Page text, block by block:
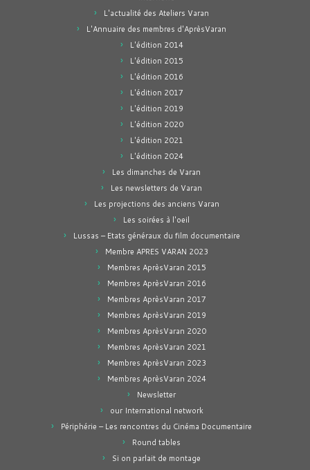
L'actualité des Ateliers Varan
L'Annuaire des membres d'AprèsVaran
L'édition 2014
L'édition 2015
L'édition 2016
L'édition 2017
L'édition 2019
L'édition 2020
L'édition 2021
L'édition 2024
Les dimanches de Varan
Les newsletters de Varan
Les projections des anciens Varan
Les soirées à l'oeil
Lussas – Etats généraux du film documentaire
Membre APRES VARAN 2023
Membres AprèsVaran 2015
Membres AprèsVaran 2016
Membres AprèsVaran 2017
Membres AprèsVaran 2019
Membres AprèsVaran 2020
Membres AprèsVaran 2021
Membres AprèsVaran 2023
Membres AprèsVaran 2024
Newsletter
our International network
Périphérie – Les rencontres du Cinéma Documentaire
Round tables
Si on parlait de montage